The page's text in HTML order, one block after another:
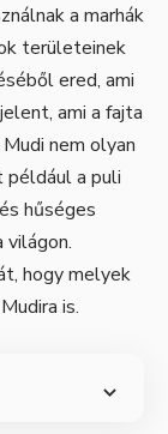
a marhák
területeinek
ered, ami
ami a fajta
nem olyan
például a puli
hűséges
világon.
hogy melyek
is.